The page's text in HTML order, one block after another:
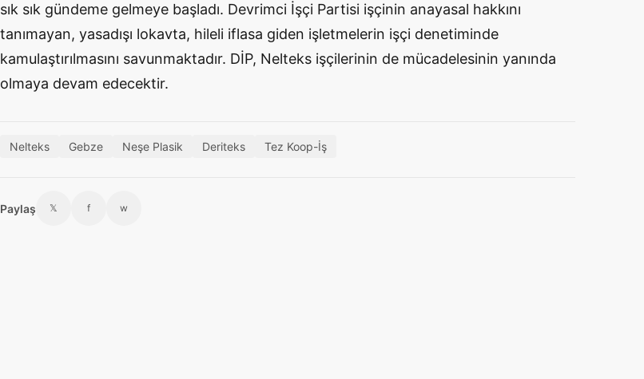
sık sık gündeme gelmeye başladı. Devrimci İşçi Partisi işçinin anayasal hakkını
tanımayan, yasadışı lokavta, hileli iflasa giden işletmelerin işçi denetiminde
kamulaştırılmasını savunmaktadır. DİP, Nelteks işçilerinin de mücadelesinin yanında
olmaya devam edecektir.
Nelteks Gebze Neşe Plasik Deriteks Tez Koop-İş
Paylaş 𝕏 f w